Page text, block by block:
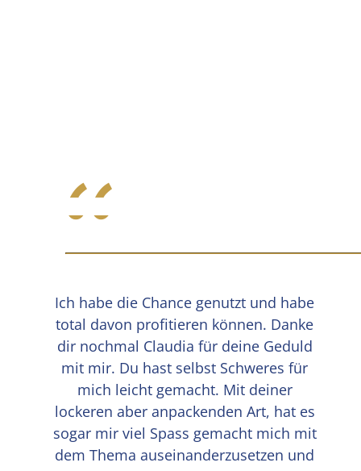
“
Ich habe die Chance genutzt und habe
total davon profitieren können. Danke
dir nochmal Claudia für deine Geduld
mit mir. Du hast selbst Schweres für
mich leicht gemacht. Mit deiner
lockeren aber anpackenden Art, hat es
sogar mir viel Spass gemacht mich mit
dem Thema auseinanderzusetzen und